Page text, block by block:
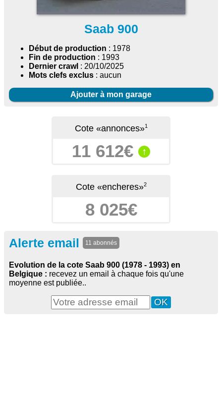
Saab 900
Début de production : 1978
Fin de production : 1993
Dernier crawl : 20/10/2025
Mots clefs exclus : aucun
Ajouter à mon garage
Cote «annonces»1
11 612€ ↑
Cote «encheres»2
8 025€
Alerte email 11 abonnés
Evolution de la cote Saab 900 (1978 - 1993) en
Belgique : recevez un email à chaque fois qu'une
moyenne est publiée..